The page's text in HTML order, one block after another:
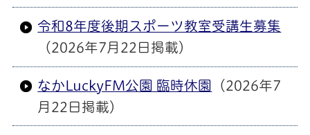
令和8年度後期スポーツ教室受講生募集
（2026年7月22日掲載）
なかLuckyFM公園 臨時休園
（2026年7
月22日掲載）